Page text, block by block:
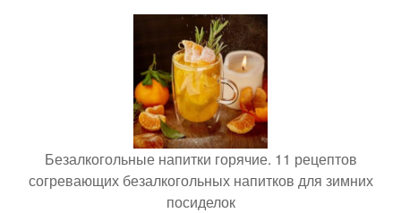
Безалкогольные напитки горячие. 11 рецептов
согревающих безалкогольных напитков для зимних
посиделок